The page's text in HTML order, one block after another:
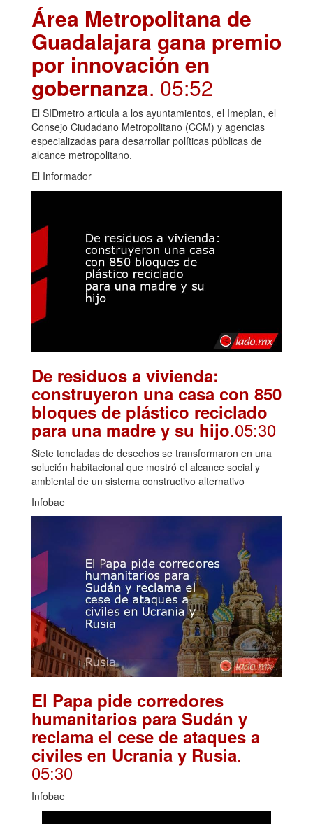
Área Metropolitana de
Guadalajara gana premio
por innovación en
gobernanza. 05:52
El SIDmetro articula a los ayuntamientos, el Imeplan, el
Consejo Ciudadano Metropolitano (CCM) y agencias
especializadas para desarrollar políticas públicas de
alcance metropolitano.
El Informador
De residuos a vivienda:
construyeron una casa con 850
bloques de plástico reciclado
para una madre y su hijo.05:30
Siete toneladas de desechos se transformaron en una
solución habitacional que mostró el alcance social y
ambiental de un sistema constructivo alternativo
Infobae
El Papa pide corredores
humanitarios para Sudán y
reclama el cese de ataques a
civiles en Ucrania y Rusia.
05:30
Infobae